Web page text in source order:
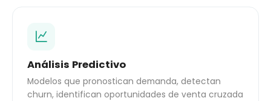
Análisis Predictivo
Modelos que pronostican demanda, detectan
churn, identifican oportunidades de venta cruzada